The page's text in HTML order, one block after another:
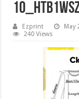
Ezprint May
240 Views